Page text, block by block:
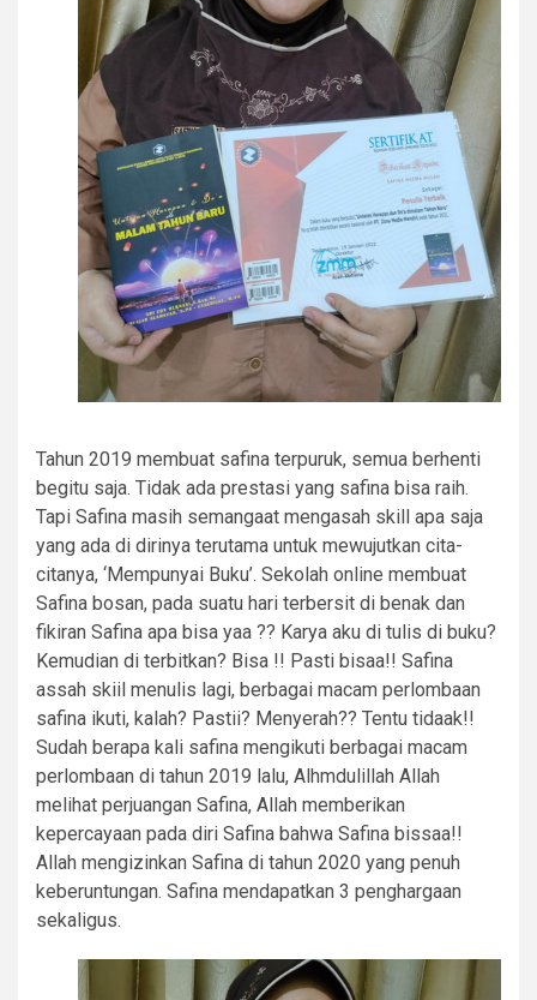
Tahun 2019 membuat safina terpuruk, semua berhenti
begitu saja. Tidak ada prestasi yang safina bisa raih.
Tapi Safina masih semangaat mengasah skill apa saja
yang ada di dirinya terutama untuk mewujutkan cita-
citanya, ‘Mempunyai Buku’. Sekolah online membuat
Safina bosan, pada suatu hari terbersit di benak dan
fikiran Safina apa bisa yaa ?? Karya aku di tulis di buku?
Kemudian di terbitkan? Bisa !! Pasti bisaa!! Safina
assah skiil menulis lagi, berbagai macam perlombaan
safina ikuti, kalah? Pastii? Menyerah?? Tentu tidaak!!
Sudah berapa kali safina mengikuti berbagai macam
perlombaan di tahun 2019 lalu, Alhmdulillah Allah
melihat perjuangan Safina, Allah memberikan
kepercayaan pada diri Safina bahwa Safina bissaa!!
Allah mengizinkan Safina di tahun 2020 yang penuh
keberuntungan. Safina mendapatkan 3 penghargaan
sekaligus.